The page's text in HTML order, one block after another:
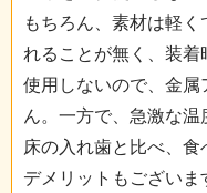
もちろん、素材は軽
れることが無く、装着
使用しないので、金
ん。一方で、急激な
床の入れ歯と比べ、
デメリットもございま